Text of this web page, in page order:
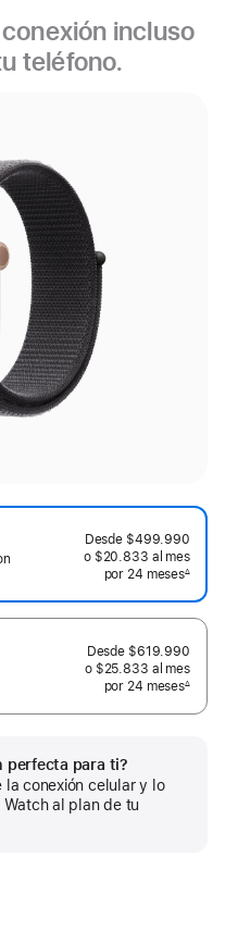
incluso
teléfono.
Desde $499.990
o $20.833 al mes
por 24 mesesmeses
Nota a pie de página
∆
Desde $619.990
o $25.833 al mes
por 24 mesesmeses
Nota a pie de página
∆
perfecta para ti?
la conexión celular y lo
al plan de tu